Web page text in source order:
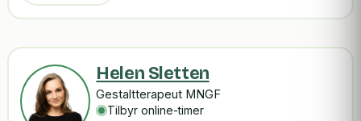
Helen Sletten
Gestaltterapeut MNGF
Tilbyr online-timer